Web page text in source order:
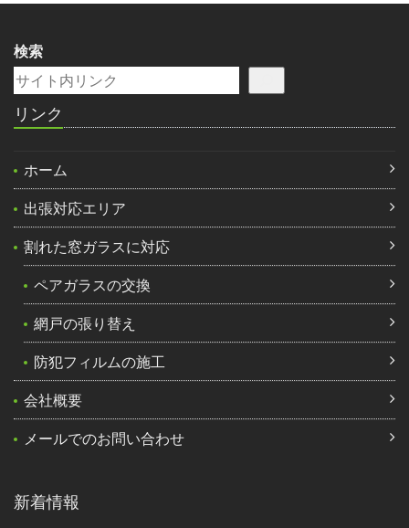
検索
リンク
ホーム
出張対応エリア
割れた窓ガラスに対応
ペアガラスの交換
網戸の張り替え
防犯フィルムの施工
会社概要
メールでのお問い合わせ
新着情報